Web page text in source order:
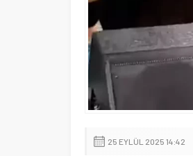
25 EYLÜL 2025 14:42